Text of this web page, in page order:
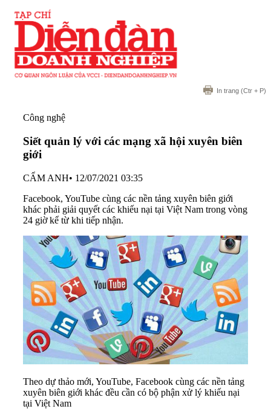
In trang (Ctr + P)
Công nghệ
Siết quản lý với các mạng xã hội xuyên biên
giới
CẨM ANH• 12/07/2021 03:35
Facebook, YouTube cùng các nền tảng xuyên biên giới
khác phải giải quyết các khiếu nại tại Việt Nam trong vòng
24 giờ kể từ khi tiếp nhận.
Theo dự thảo mới, YouTube, Facebook cùng các nền tảng
xuyên biên giới khác đều cần có bộ phận xử lý khiếu nại
tại Việt Nam